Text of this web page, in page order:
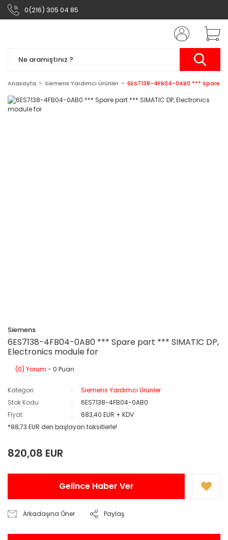
0(216) 305 04 85
Anasayfa Siemens Yardımcı Ürünler 6ES7138-4FB04-0AB0 *** Spare
Siemens
6ES7138-4FB04-0AB0 *** Spare part *** SIMATIC DP,
Electronics module for
(0) Yorum - 0 Puan
Kategori
Siemens Yardımcı Ürünler
Stok Kodu
6ES7138-4FB04-0AB0
Fiyat
683,40 EUR + KDV
*88,73 EUR den başlayan taksitlerle!
820,08 EUR
Gelince Haber Ver
Arkadaşına Öner Paylaş